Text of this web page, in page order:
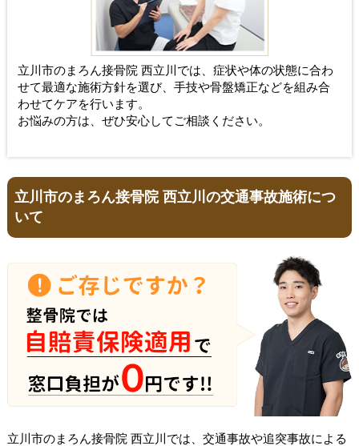
立川市のまろん接骨院 西立川では、症状や体の状態に合わ
せて最適な施術方針を選び、手技や骨盤矯正などを組み合
わせてケアを行います。
お悩みの方は、ぜひ安心してご相談ください。
立川市のまろん接骨院 西立川の交通事故施術につ
いて
立川市のまろん接骨院 西立川では、交通事故や追突事故による